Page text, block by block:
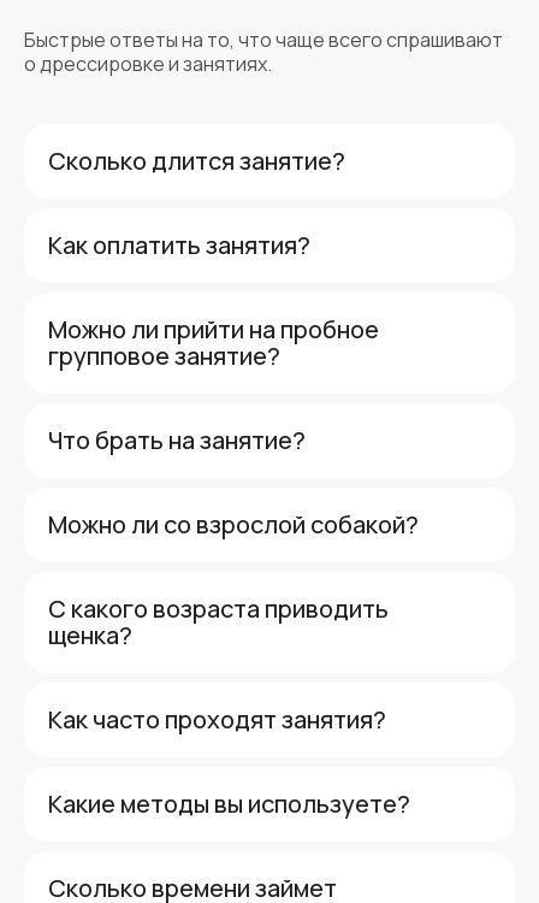
собаку-друга, то вам сюда. Мы прошли
здесь несколько курсов и ходим
поддерживать форму.
Быстрые ответы на то, что чаще всего спрашивают
о дрессировке и занятиях.
Сколько длится занятие?
Как оплатить занятия?
Можно ли прийти на пробное
групповое занятие?
Что брать на занятие?
Можно ли со взрослой собакой?
С какого возраста приводить
щенка?
Как часто проходят занятия?
Какие методы вы используете?
Сколько времени займет